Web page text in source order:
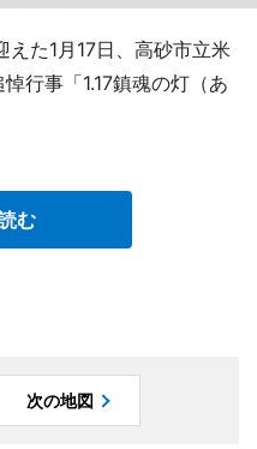
た1月17日、高砂市立米
行事「1.17鎮魂の灯（あ
む
次の地図